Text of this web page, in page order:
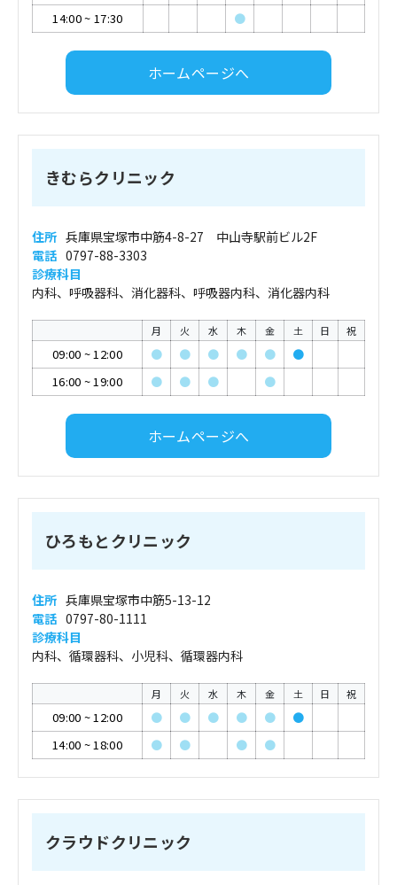
14:00~ 17:30 ●
ホームページへ
きむらクリニック
住所 兵庫県宝塚市中筋4-8-27 中山寺駅前ビル2F
電話 0797-88-3303
診療科目
内科、呼吸器科、消化器科、呼吸器内科、消化器内科
月 火 水 木 金 土 日 祝
09:00 ~12:00 ● ● ● ● ●
●
16:00 ~19:00 ● ● ● ●
ホームページへ
ひろもとクリニック
住所 兵庫県宝塚市中筋5-13-12
電話 0797-80-1111
診療科目
内科、循環器科、小児科、循環器内科
月 火 水 木 金 土 日 祝
09:00 ~12:00 ● ● ● ● ●
●
14:00 ~18:00 ● ● ● ●
クラウドクリニック